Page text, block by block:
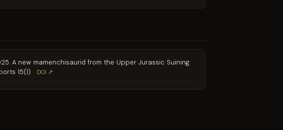
2025. A new mamenchisaurid from the Upper Jurassic Suining
15(1)
DOI ↗